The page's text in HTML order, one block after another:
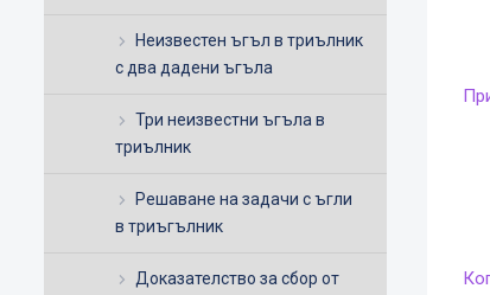
Неизвестен ъгъл в триълник
с два дадени ъгъла
Три неизвестни ъгъла в
триълник
Решаване на задачи с ъгли
в триъгълник
Доказателство за сбор от